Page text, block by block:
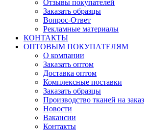
Отзывы покупателей
Заказать образцы
Вопрос-Ответ
Рекламные материалы
КОНТАКТЫ
ОПТОВЫМ ПОКУПАТЕЛЯМ
О компании
Заказать оптом
Доставка оптом
Комплексные поставки
Заказать образцы
Производство тканей на заказ
Новости
Вакансии
Контакты